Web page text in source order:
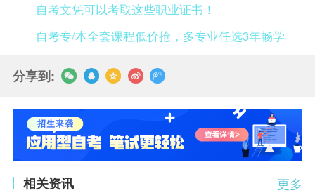
自考文凭可以考取这些职业证书！
自考专/本全套课程低价抢，多专业任选3年畅学
分享到:
更多
相关资讯